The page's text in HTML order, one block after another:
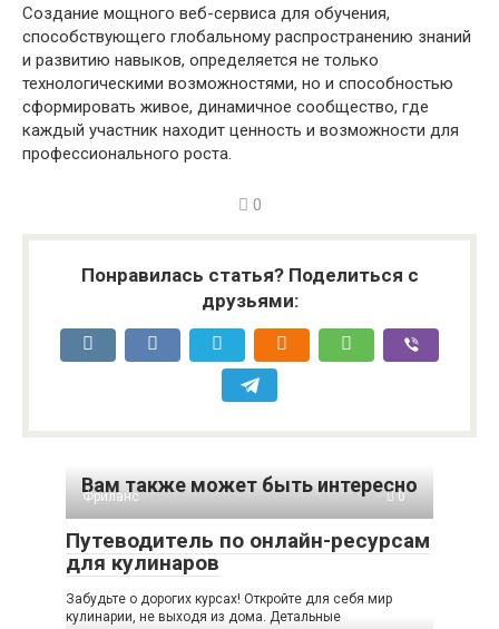
Создание мощного веб-сервиса для обучения,
способствующего глобальному распространению знаний
и развитию навыков, определяется не только
технологическими возможностями, но и способностью
сформировать живое, динамичное сообщество, где
каждый участник находит ценность и возможности для
профессионального роста.
0
Понравилась статья? Поделиться с
друзьями:
Вам также может быть интересно
Фриланс 0
Путеводитель по онлайн-ресурсам
для кулинаров
Забудьте о дорогих курсах! Откройте для себя мир
кулинарии, не выходя из дома. Детальные